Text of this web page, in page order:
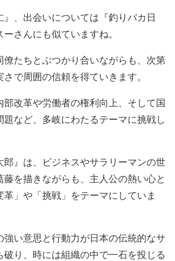
October 28, 2024
』、出会いについては『釣りバカ日
さんにも似ていますね。
僚たちとぶつかり合いながらも、次第
で周囲の信頼を得ていきます。
改革や労働者の権利向上、そして国
など、多岐にわたるテーマに挑戦し
郎』は、ビジネスやサラリーマンの世
を描きながらも、主人公の熱い心と
」や「挑戦」をテーマにしていま
い意思と行動力が日本の伝統的なサ
破り、時には組織の中で一石を投じる